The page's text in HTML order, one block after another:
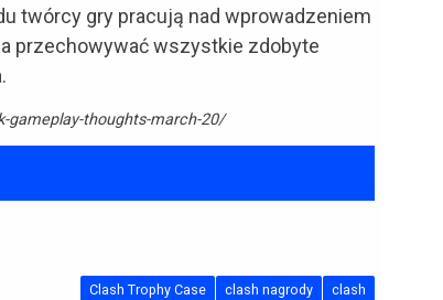
twórcy gry pracują nad wprowadzeniem
przechowywać wszystkie zdobyte
thoughts-march-20/
clash
clash nagrody
Clash Trophy Case